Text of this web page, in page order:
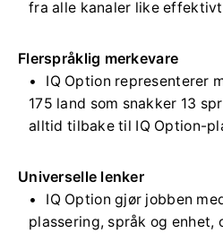
fra alle kanaler like
Flerspråklig merkevare
IQ Option representerer
175 land som snakker 13
alltid tilbake til IQ Option-
Universelle lenker
IQ Option gjør jobben
plassering, språk og enhet,